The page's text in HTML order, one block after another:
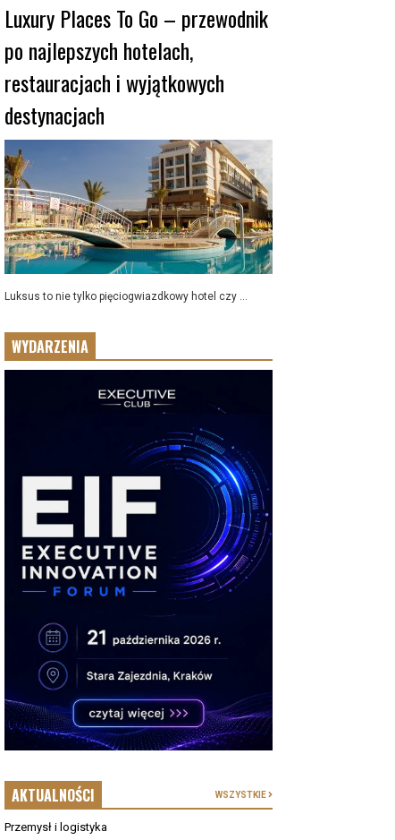
Luxury Places To Go – przewodnik
po najlepszych hotelach,
restauracjach i wyjątkowych
destynacjach
Luksus to nie tylko pięciogwiazdkowy hotel czy ...
WYDARZENIA
AKTUALNOŚCI WSZYSTKIE
Przemysł i logistyka